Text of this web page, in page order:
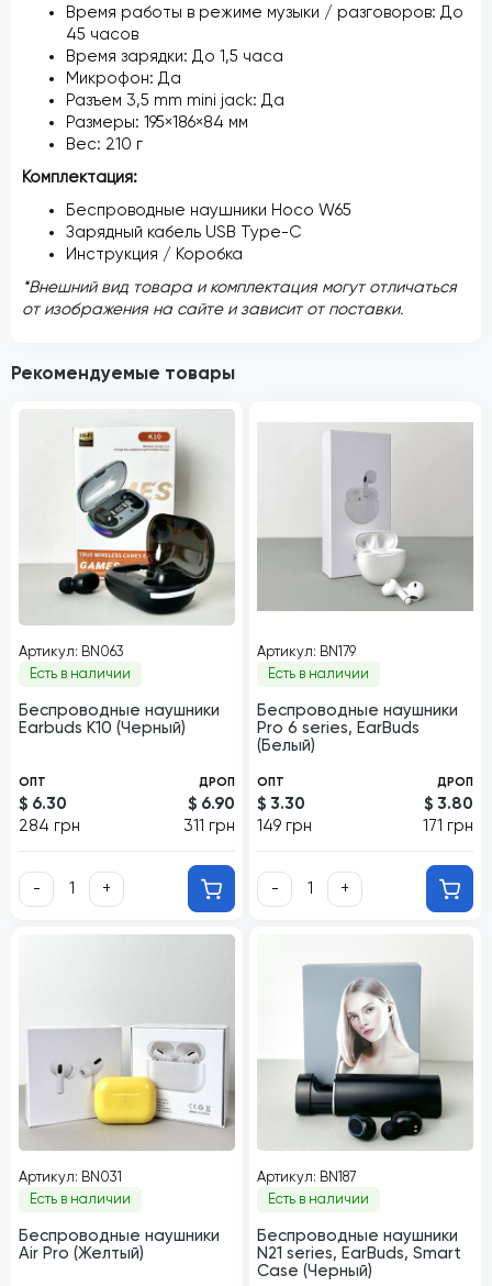
Время работы в режиме музыки / разговоров: До
45 часов
Время зарядки: До 1,5 часа
Микрофон: Да
Разъем 3,5 mm mini jack: Да
Размеры: 195×186×84 мм
Вес: 210 г
Комплектация:
Беспроводные наушники Hoco W65
Зарядный кабель USB Type-C
Инструкция / Коробка
*Внешний вид товара и комплектация могут отличаться
от изображения на сайте и зависит от поставки.
Рекомендуемые товары
Артикул: BN063
Есть в наличии
Беспроводные наушники
Earbuds К10 (Черный)
ОПТ
$ 6.30
284 грн
ДРОП
$ 6.90
311 грн
- +
Артикул: BN179
Есть в наличии
Беспроводные наушники
Pro 6 series, EarBuds
(Белый)
ОПТ
$ 3.30
149 грн
ДРОП
$ 3.80
171 грн
- +
Артикул: BN031
Есть в наличии
Беспроводные наушники
Air Pro (Желтый)
Артикул: BN187
Есть в наличии
Беспроводные наушники
N21 series, EarBuds, Smart
Case (Черный)